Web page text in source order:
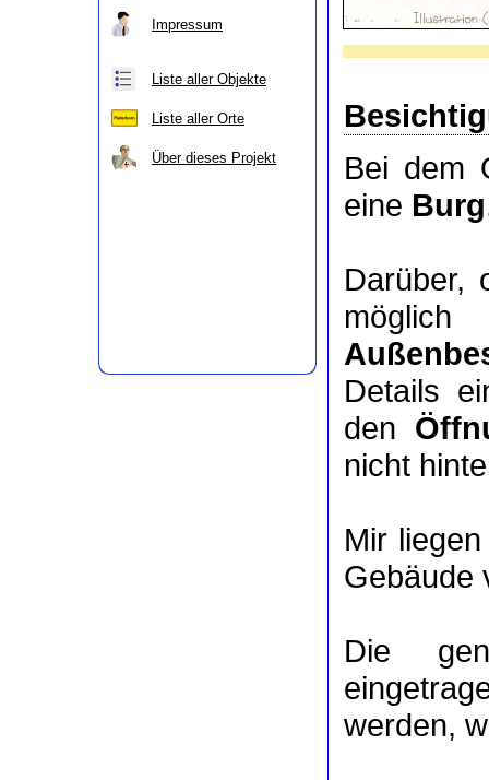
Impressum
Liste aller Objekte
Liste aller Orte
Über dieses Projekt
Bei dem
eine Burg
Darüber,
Details
den
nicht
Mir
Gebäude
Die
werden,